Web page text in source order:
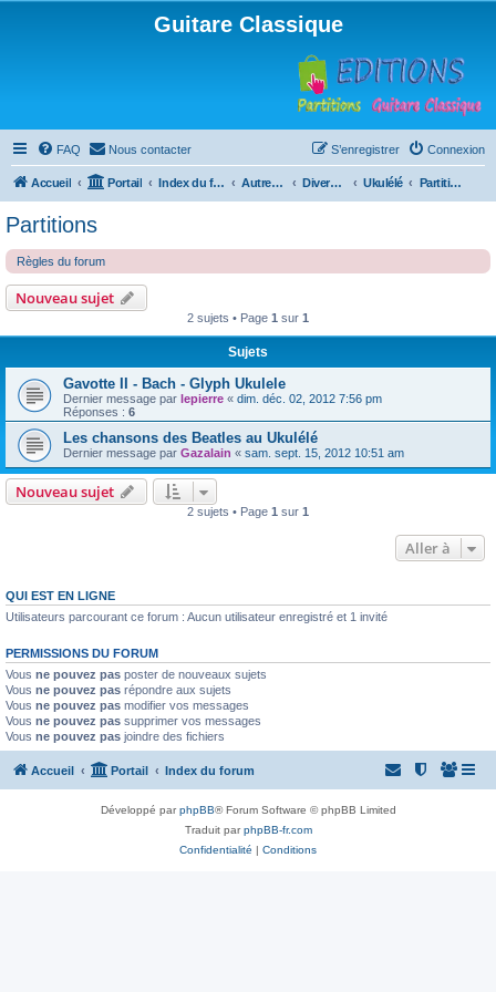
Guitare Classique
FAQ Nous contacter Connexion
S’enregistrer
Accueil Portail Index du forum Autres instruments à cordes pincées, ou styles Divers instruments Ukulélé Partitions
Partitions
Règles du forum
Nouveau sujet
2 sujets • Page 1 sur 1
Sujets
Gavotte II - Bach - Glyph Ukulele
Dernier message par lepierre « dim. déc. 02, 2012 7:56 pm
Réponses : 6
Les chansons des Beatles au Ukulélé
Dernier message par Gazalain « sam. sept. 15, 2012 10:51 am
Nouveau sujet
2 sujets • Page 1 sur 1
Aller à
QUI EST EN LIGNE
Utilisateurs parcourant ce forum : Aucun utilisateur enregistré et 1 invité
PERMISSIONS DU FORUM
Vous ne pouvez pas poster de nouveaux sujets
Vous ne pouvez pas répondre aux sujets
Vous ne pouvez pas modifier vos messages
Vous ne pouvez pas supprimer vos messages
Vous ne pouvez pas joindre des fichiers
Accueil Portail Index du forum
Développé parphpBB® Forum Software © phpBB Limited
Traduit parphpBB-fr.com
Confidentialité | Conditions